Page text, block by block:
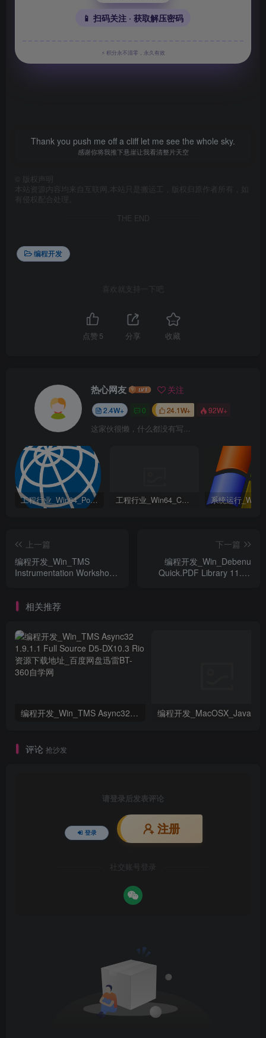
📱 扫码关注 · 获取解压密码
⚡ 积分永不清零，永久有效
Thank you push me off a cliff let me see the whole sky.
感谢你将我推下悬崖让我看清整片天空
版权声明
本站资源内容均来自互联网,本站只是搬运工，版权归原作者所有，如
有侵权配合处理。
THE END
编程开发
喜欢就支持一下吧
点赞 5 分享 收藏
热心网友 关注
2.4W+ 0 24.1W+ 92W+
这家伙很懒，什么都没有写...
工程行业_Win64_PointWise 18.6 R2 x64资源下载地址_百度网盘迅雷BT 工程行业_Win64_Cadence Fidelity Pointwise 2024.1 x64资源下载地址_百度网盘迅雷BT
上一篇
编程开发_Win_TMS
Instrumentation Workshop
下一篇
编程开发_Win_Debenu
Quick.PDF Library 11.14
相关推荐
编程开发_Win_TMS Async32 1.9.1.1 Full Source D5-DX10.3 Rio资源下载地址_百度网盘迅雷BT
评论 抢沙发
请登录后发表评论
登录 注册
社交账号登录